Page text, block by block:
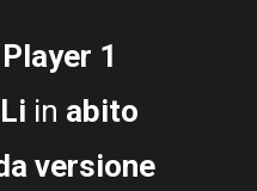
1
in abito
versione